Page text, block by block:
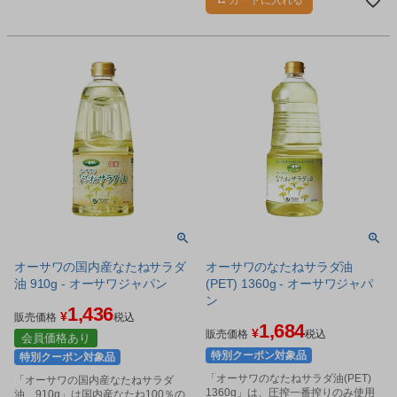
オーサワの国内産なたねサラダ
油 910g - オーサワジャパン
販売価格 ¥1,436税込
会員価格あり
特別クーポン対象品
「オーサワの国内産なたねサラダ
油 910g」は国内産なたね100％の
オーサワのなたねサラダ油
(PET) 1360g - オーサワジャパ
ン
販売価格 ¥1,684税込
特別クーポン対象品
「オーサワのなたねサラダ油(PET)
1360g」は、圧搾一番搾りのみ使用